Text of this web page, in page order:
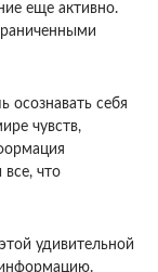
еще активно.
осознавать себя
чувств,
что
удивительной